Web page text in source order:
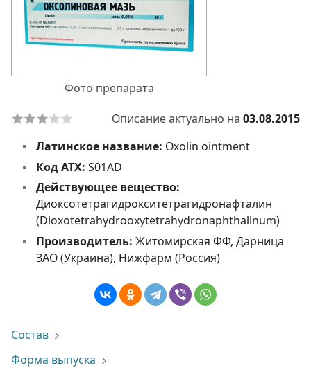
Фото препарата
Описание актуально на 03.08.2015
Латинское название: Oxolin ointment
Код АТХ: S01AD
Действующее вещество:
Диоксотетрагидрокситетрагидронафталин
(Dioxotetrahydrooxytetrahydronaphthalinum)
Производитель: Житомирская ФФ, Дарница
ЗАО (Украина), Нижфарм (Россия)
Состав
Форма выпуска